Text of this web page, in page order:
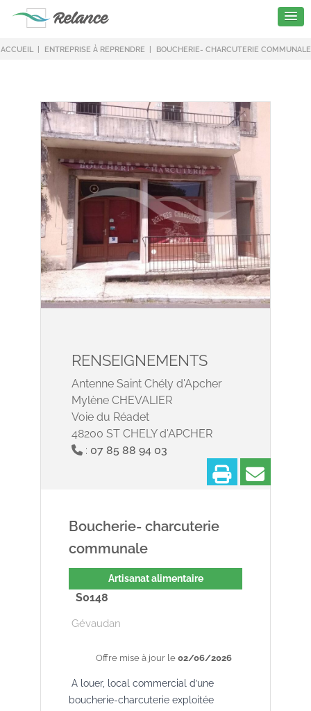
ACCUEIL ENTREPRISE À REPRENDRE BOUCHERIE- CHARCUTERIE COMMUNALE
RENSEIGNEMENTS
Antenne Saint Chély d'Apcher
Mylène CHEVALIER
Voie du Réadet
48200 ST CHELY d'APCHER
: 07 85 88 94 03
Boucherie- charcuterie
communale
Artisanat alimentaire
S0148
Gévaudan
Offre mise à jour le 02/06/2026
A louer, local commercial d’une
boucherie-charcuterie exploitée